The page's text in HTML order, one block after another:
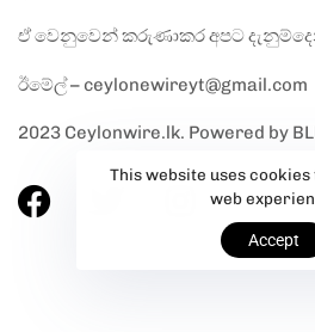
ඒ වෙනුවෙන් කරුණාකර අපට
ඊමේල් – ceylonewireyt@gmail.com
2023 Ceylonwire.lk. Powered by
This website uses
web
Accept